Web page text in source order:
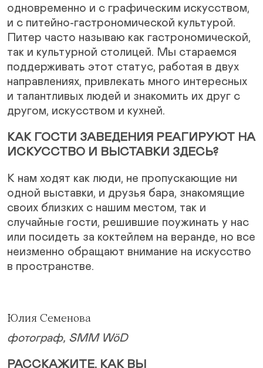
одновременно и с графическим искусством,
и с питейно-гастрономической культурой.
Питер часто называю как гастрономической,
так и культурной столицей. Мы стараемся
поддерживать этот статус, работая в двух
направлениях, привлекать много интересных
и талантливых людей и знакомить их друг с
другом, искусством и кухней.
КАК ГОСТИ ЗАВЕДЕНИЯ РЕАГИРУЮТ НА
ИСКУССТВО И ВЫСТАВКИ ЗДЕСЬ?
К нам ходят как люди, не пропускающие ни
одной выставки, и друзья бара, знакомящие
своих близких с нашим местом, так и
случайные гости, решившие поужинать у нас
или посидеть за коктейлем на веранде, но все
неизменно обращают внимание на искусство
в пространстве.
Юлия Семенова
фотограф, SMM WöD
РАССКАЖИТЕ, КАК ВЫ